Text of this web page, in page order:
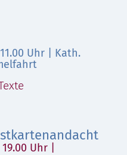
Uhr | Kath.
Uhr |